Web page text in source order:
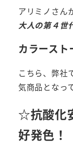
アリミノさん
大人の第４世
カラースト
こちら、弊社
気商品となっ
☆抗酸化
好発色！